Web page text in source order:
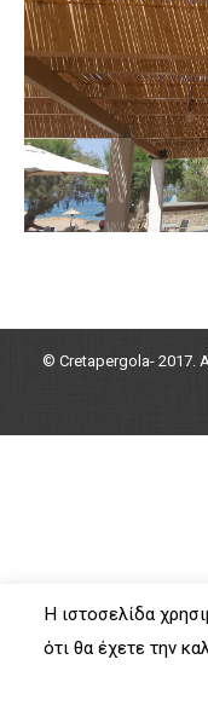
© Cretapergola- 2017.
Η ιστοσελίδα
ότι θα έχετε την